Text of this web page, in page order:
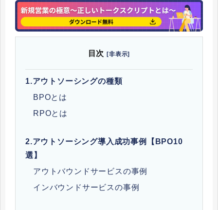
目次 [非表示]
1.アウトソーシングの種類
BPOとは
RPOとは
2.アウトソーシング導入成功事例【BPO10
選】
アウトバウンドサービスの事例
インバウンドサービスの事例